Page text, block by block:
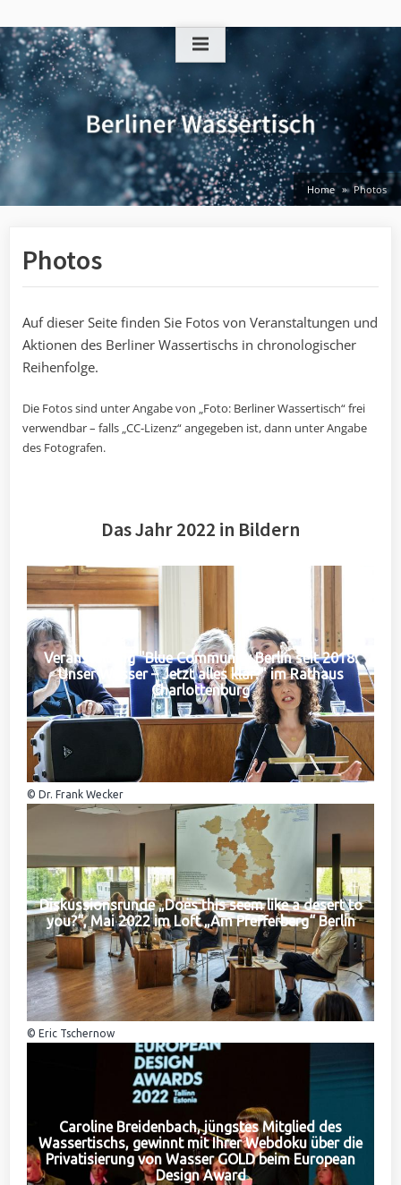
to
content
Home Photos
Photos
Auf dieser Seite finden Sie Fotos von Veranstaltungen und
Aktionen des Berliner Wassertischs in chronologischer
Reihenfolge.
Die Fotos sind unter Angabe von „Foto: Berliner Wassertisch“ frei
verwendbar – falls „CC-Lizenz“ angegeben ist, dann unter Angabe
des Fotografen.
Das Jahr 2022 in Bildern
Veranstaltung "Blue Community Berlin seit 2018:
Unser Wasser – Jetzt alles klar?" im Rathaus
Charlottenburg
© Dr. Frank Wecker
Diskussionsrunde „Does this seem like a desert to
you?“, Mai 2022 im Loft „Am Pfefferberg“ Berlin
© Eric Tschernow
Caroline Breidenbach, jüngstes Mitglied des
Wassertischs, gewinnt mit Ihrer Webdoku über die
Privatisierung von Wasser GOLD beim European
Design Award